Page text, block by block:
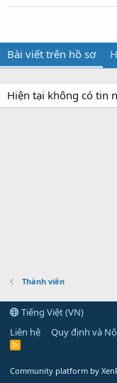
Bài viết trên hồ sơ
Hiện tại không có tin
Thành viên
Tiếng Việt (VN)
Liên hệ
Quy định và
R
Community platform by